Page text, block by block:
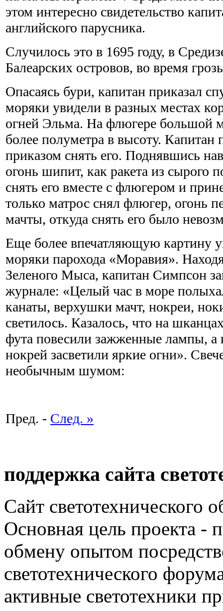
этом интересно свидетельство
английского парусника.
Случилось это в 1695 году, в
Балеарских островов, во время
Опасаясь бури, капитан приказал
моряки увидели в разных местах
огней Эльма. На флюгере большой
более полуметра в высоту. Капитан
приказом снять его. Поднявшись
огонь шипит, как ракета из сырого
снять его вместе с флюгером и
только матрос снял флюгер, огонь
мачты, откуда снять его было
Еще более впечатляющую картину
моряки парохода «Моравия».
Зеленого Мыса, капитан Симпсон
журнале: «Целый час в море
канаты, верхушки мачт, нокреи,
светилось. Казалось, что на
фута повесили зажженные лампы, а
нокрей засветили яркие огни».
необычным шумом:
Пред. - След. »
поддержка сайта
Сайт светотехнического
Основная цель проекта -
обмену опытом
светотехнического
активные светотехники